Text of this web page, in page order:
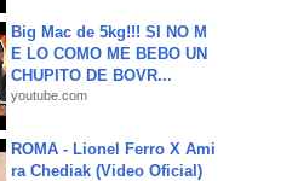
Big Mac de 5kg!!! SI NO M
E LO COMO ME BEBO UN
CHUPITO DE BOVR...
youtube.com
ROMA - Lionel Ferro X Ami
ra Chediak (Video Oficial)